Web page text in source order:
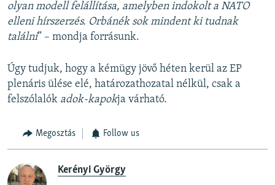
olyan modell felállítása, amelyben indokolt a NATO
elleni hírszerzés. Orbánék sok mindent ki tudnak
találni” – mondja forrásunk.
Úgy tudjuk, hogy a kémügy jövő héten kerül az EP
plenáris ülése elé, határozathozatal nélkül, csak a
felszólalók adok-kapokja várható.
Megosztás Follow us
Kerényi György